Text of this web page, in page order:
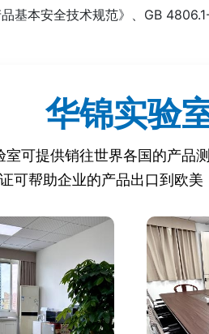
基本安全技术规范》、GB
产品企业标准》等。
：
华锦实验
室可提供销往世界各国的产品
可帮助企业的产品出口到欧